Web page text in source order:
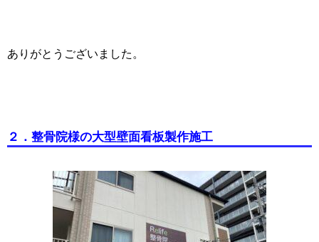
ありがとうございました。
２．整骨院様の大型壁面看板製作施工